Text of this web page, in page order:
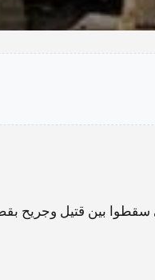
سقطوا بين قتيل وجريح